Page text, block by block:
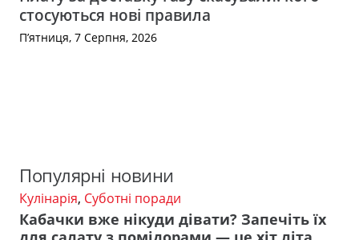
стосуються нові правила
П’ятниця, 7 Серпня, 2026
Популярні новини
Кулінарія, Суботні поради
Кабачки вже нікуди дівати? Запечіть їх